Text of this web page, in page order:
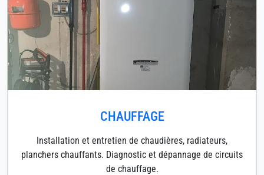
CHAUFFAGE
Installation et entretien de chaudières, radiateurs,
planchers chauffants. Diagnostic et dépannage de circuits
de chauffage.